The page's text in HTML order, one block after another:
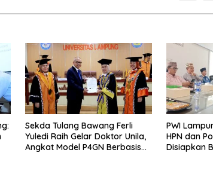
Sekda Tulang Bawang Ferli
Yuledi Raih Gelar Doktor Unila,
Angkat Model P4GN Berbasis
PWI
HPN dan
Disiapkan